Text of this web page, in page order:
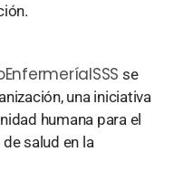
se
una iniciativa
humana para el
salud en la